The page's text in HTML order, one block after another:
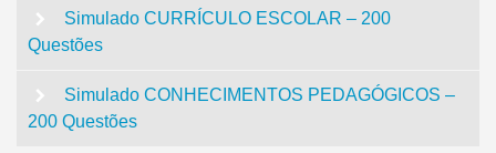
Simulado CURRÍCULO ESCOLAR – 200
Questões
Simulado CONHECIMENTOS PEDAGÓGICOS –
200 Questões